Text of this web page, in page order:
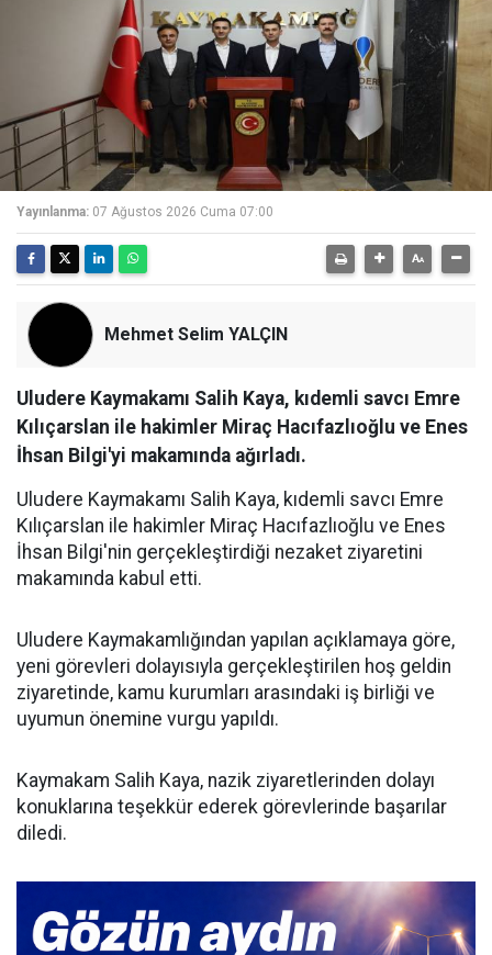
Yayınlanma: 07 Ağustos 2026 Cuma 07:00
Mehmet Selim YALÇIN
Uludere Kaymakamı Salih Kaya, kıdemli savcı Emre
Kılıçarslan ile hakimler Miraç Hacıfazlıoğlu ve Enes
İhsan Bilgi'yi makamında ağırladı.
Uludere Kaymakamı Salih Kaya, kıdemli savcı Emre
Kılıçarslan ile hakimler Miraç Hacıfazlıoğlu ve Enes
İhsan Bilgi'nin gerçekleştirdiği nezaket ziyaretini
makamında kabul etti.
Uludere Kaymakamlığından yapılan açıklamaya göre,
yeni görevleri dolayısıyla gerçekleştirilen hoş geldin
ziyaretinde, kamu kurumları arasındaki iş birliği ve
uyumun önemine vurgu yapıldı.
Kaymakam Salih Kaya, nazik ziyaretlerinden dolayı
konuklarına teşekkür ederek görevlerinde başarılar
diledi.